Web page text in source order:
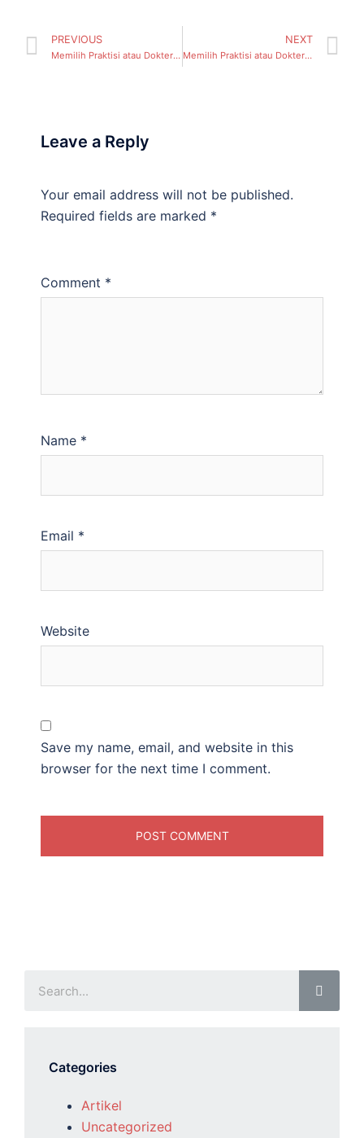
PREVIOUS
Memilih Praktisi atau Dokter Sunat Surabaya – Mitrasunatan ( Kali Rungkut, Kecamatan Rungkut) Surabaya
NEXT
Memilih Praktisi atau Dokter Sunat Surabaya – Mitrasunatan ( Panjang Jiwo, Kecamatan Tenggilis Mejoyo) Surabaya
Leave a Reply
Your email address will not be published.
Required fields are marked *
Comment *
Name *
Email *
Website
Save my name, email, and website in this
browser for the next time I comment.
Categories
Artikel
Uncategorized